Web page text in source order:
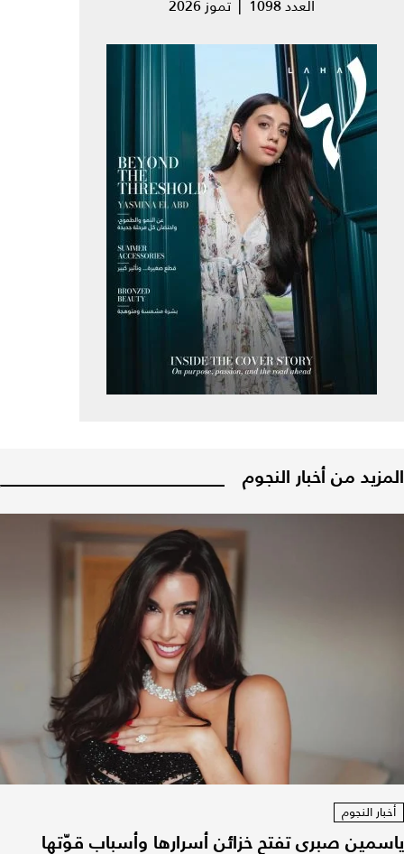
العدد 1098 | تموز 2026
المزيد من أخبار النجوم
أخبار النجوم
ياسمين صبري تفتح خزائن أسرارها وأسباب قوّتها